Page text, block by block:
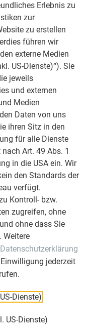
Erlebnis zu
zur
zu erstellen
führen wir
externe Medien
US-Dienste)“). Sie
jeweils
und externen
Medien
Daten von uns
ihren Sitz in den
für alle Dienste
Art. 49 Abs. 1
in die USA ein. Wir
den Standards der
verfügt.
Kontroll- bzw.
zugreifen, ohne
ohne dass Sie
Weitere
Datenschutzerklärung
jederzeit
Dienste)
US-Dienste)
Teil dieses
Sie in
Sie uns gemeinsam
freuen uns darauf,
zu begrüßen.
Energiegewinnung
PREFALZ
Energie direkt